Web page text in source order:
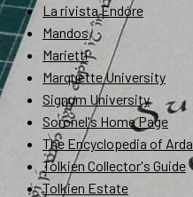
La rivista Endóre
Mandos
Marietti
Marquette University
Signum University
Soronel's Home Page
The Encyclopedia of Arda
Tolkien Collector's Guide
Tolkien Estate